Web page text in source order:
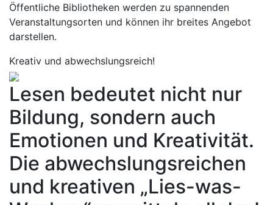
Öffentliche Bibliotheken werden zu spannenden
Veranstaltungsorten und können ihr breites Angebot
darstellen.
Kreativ und abwechslungsreich!
Lesen bedeutet nicht nur
Bildung, sondern auch
Emotionen und Kreativität.
Die abwechslungsreichen
und kreativen „Lies-was-